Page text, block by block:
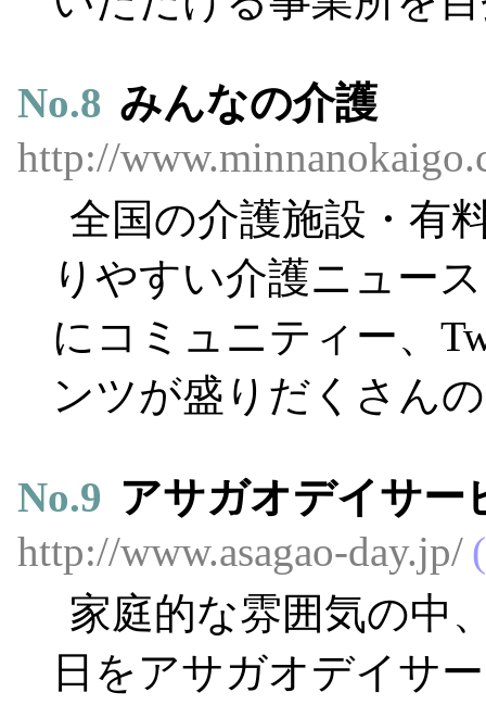
No.8 みんなの介護
http://
全国の介護施設・有
りやすい介護ニュー
にコミュニティー、
ンツが盛りだくさん
No.9 アサガオデイサー
http://www.asagao-day.jp/
家庭的な雰囲気の中
日をアサガオデイサ